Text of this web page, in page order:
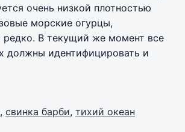
очень низкой плотностью
морские огурцы,
В текущий же момент все
должны идентифицировать и
, свинка барби, тихий океан